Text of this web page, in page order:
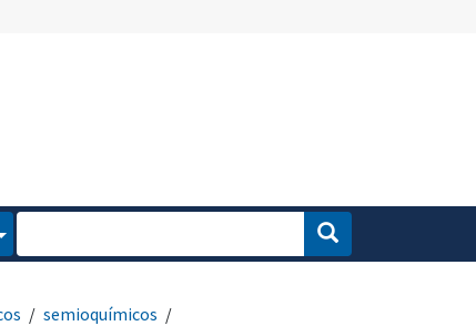
semioquímicos